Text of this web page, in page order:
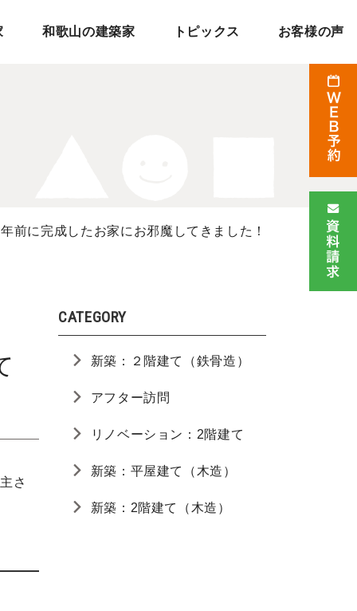
和歌山の建築家 トピックス お客様の声
前に完成したお家にお邪魔してきました！
さ
CATEGORY
新築：２階建て（鉄骨造）
アフター訪問
リノベーション：2階建て
新築：平屋建て（木造）
新築：2階建て（木造）